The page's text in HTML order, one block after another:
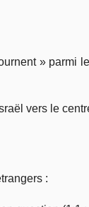
» parmi
vers le
: